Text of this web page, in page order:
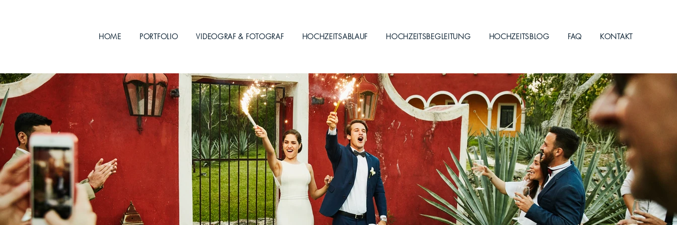
HOME PORTFOLIO VIDEOGRAF & FOTOGRAF HOCHZEITSABLAUF HOCHZEITSBEGLEITUNG HOCHZEITSBLOG FAQ KONTAKT